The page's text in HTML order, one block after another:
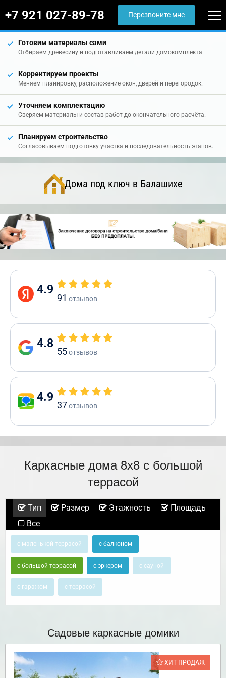
+7 921 027-89-78 Перезвоните мне
Готовим материалы сами
Отбираем древесину и подготавливаем детали домокомплекта.
Корректируем проекты
Меняем планировку, расположение окон, дверей и перегородок.
Уточняем комплектацию
Сверяем материалы и состав работ до окончательного расчёта.
Планируем строительство
Согласовываем подготовку участка и последовательность этапов.
Дома под ключ в Балашихе
4.9
91 отзывов
4.8
55отзывов
4.9
37отзывов
Каркасные дома 8х8 с большой
террасой
Тип Размер Этажность
Площадь
Все
с маленькой террасой с балконом
с большой террасой с эркером с сауной
с гаражом с террасой
Садовые каркасные домики
ХИТ ПРОДАЖ